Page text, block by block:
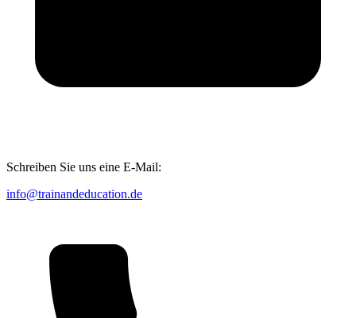
Schreiben Sie uns eine E-Mail:
info@trainandeducation.de